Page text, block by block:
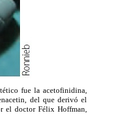
fue la acetofinidina,
del que derivó el
el doctor Félix Hoffman,